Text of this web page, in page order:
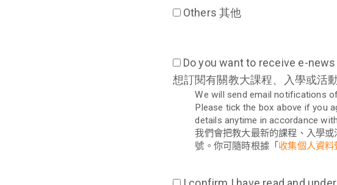
Others 其他
Do you want to receive e-
想訂閱有關教大課程、入學或活
We will send email notifications
Please tick the box above if you
details anytime in accordance
我們會把教大最新的課程、入學
號。你可隨時根據「 收集個人資料